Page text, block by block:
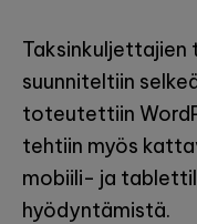
suunniteltiin
toteutettiin
tehtiin myös
mobiili- ja
hyödyntämistä.